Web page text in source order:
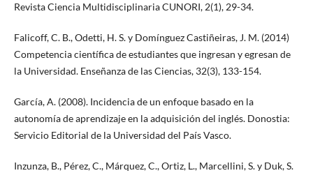
Revista Ciencia Multidisciplinaria CUNORI, 2(1), 29-34.
Falicoff, C. B., Odetti, H. S. y Domínguez Castiñeiras, J. M. (2014)
Competencia científica de estudiantes que ingresan y egresan de
la Universidad. Enseñanza de las Ciencias, 32(3), 133-154.
García, A. (2008). Incidencia de un enfoque basado en la
autonomía de aprendizaje en la adquisición del inglés. Donostia:
Servicio Editorial de la Universidad del País Vasco.
Inzunza, B., Pérez, C., Márquez, C., Ortiz, L., Marcellini, S. y Duk, S.